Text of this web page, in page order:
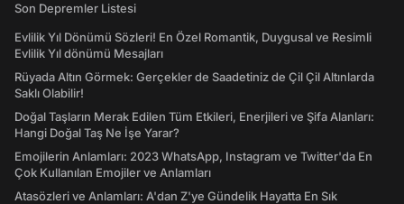
Son Depremler Listesi
Evlilik Yıl Dönümü Sözleri! En Özel Romantik, Duygusal ve Resimli
Evlilik Yıl dönümü Mesajları
Rüyada Altın Görmek: Gerçekler de Saadetiniz de Çil Çil Altınlarda
Saklı Olabilir!
Doğal Taşların Merak Edilen Tüm Etkileri, Enerjileri ve Şifa Alanları:
Hangi Doğal Taş Ne İşe Yarar?
Emojilerin Anlamları: 2023 WhatsApp, Instagram ve Twitter'da En
Çok Kullanılan Emojiler ve Anlamları
Atasözleri ve Anlamları: A'dan Z'ye Gündelik Hayatta En Sık